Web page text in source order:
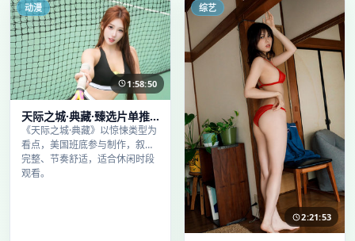
动漫
1:58:50
天际之城·典藏·臻选片单推
荐画质清晰观看流畅
《天际之城·典藏》以惊悚类型为
看点，美国班底参与制作，叙事
完整、节奏舒适，适合休闲时段
观看。
综艺
2:21:53